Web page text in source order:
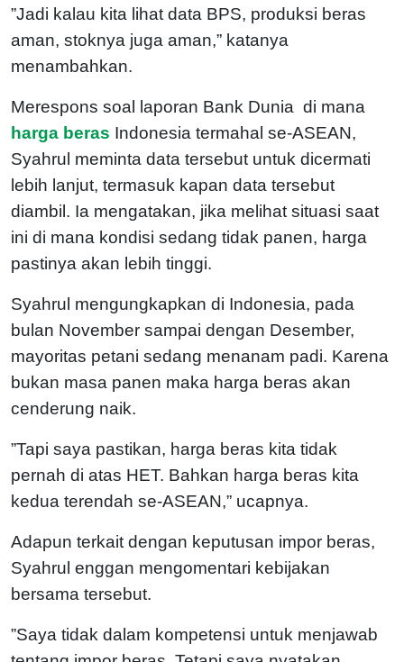
”Jadi kalau kita lihat data BPS, produksi beras
aman, stoknya juga aman,” katanya
menambahkan.
Merespons soal laporan Bank Dunia di mana
harga beras Indonesia termahal se-ASEAN,
Syahrul meminta data tersebut untuk dicermati
lebih lanjut, termasuk kapan data tersebut
diambil. Ia mengatakan, jika melihat situasi saat
ini di mana kondisi sedang tidak panen, harga
pastinya akan lebih tinggi.
Syahrul mengungkapkan di Indonesia, pada
bulan November sampai dengan Desember,
mayoritas petani sedang menanam padi. Karena
bukan masa panen maka harga beras akan
cenderung naik.
”Tapi saya pastikan, harga beras kita tidak
pernah di atas HET. Bahkan harga beras kita
kedua terendah se-ASEAN,” ucapnya.
Adapun terkait dengan keputusan impor beras,
Syahrul enggan mengomentari kebijakan
bersama tersebut.
”Saya tidak dalam kompetensi untuk menjawab